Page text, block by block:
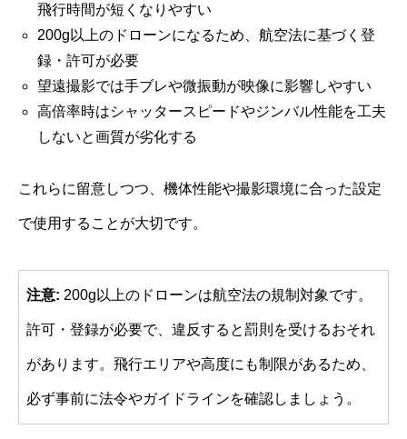
飛行時間が短くなりやすい
200g以上のドローンになるため、航空法に基づく登
録・許可が必要
望遠撮影では手ブレや微振動が映像に影響しやすい
高倍率時はシャッタースピードやジンバル性能を工夫
しないと画質が劣化する
これらに留意しつつ、機体性能や撮影環境に合った設定
で使用することが大切です。
注意: 200g以上のドローンは航空法の規制対象です。
許可・登録が必要で、違反すると罰則を受けるおそれ
があります。飛行エリアや高度にも制限があるため、
必ず事前に法令やガイドラインを確認しましょう。